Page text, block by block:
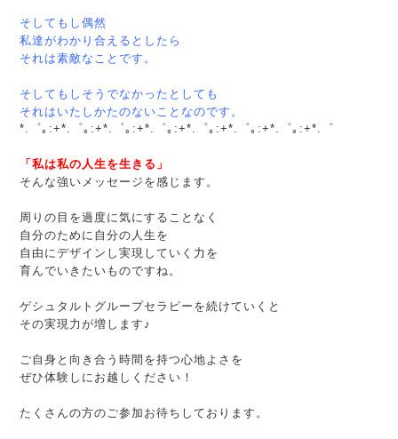
そしてもし偶然
私達がわかり合えるとしたら
それは素敵なことです。
そしてもしそうでなかったとしても
それはいたしかたのないことなのです。
*.゜｡:+*.゜｡:+*.゜｡:+*.゜｡:+*.゜｡:+*.゜｡:+*.゜｡:+*.゜
「私は私の人生を生きる」
そんな強いメッセージを感じます。
周りの目を過度に気にすることなく
自分のために自分の人生を
自由にデザインし実現していく力を
育んでいきたいものですね。
ゲシュタルトグループセラピーを続けていくと
その実現力が増します♪
ご自身と向き合う時間を持つ心地よさを
ぜひ体験しにお越しください！
たくさんの方のご参加お待ちしております。